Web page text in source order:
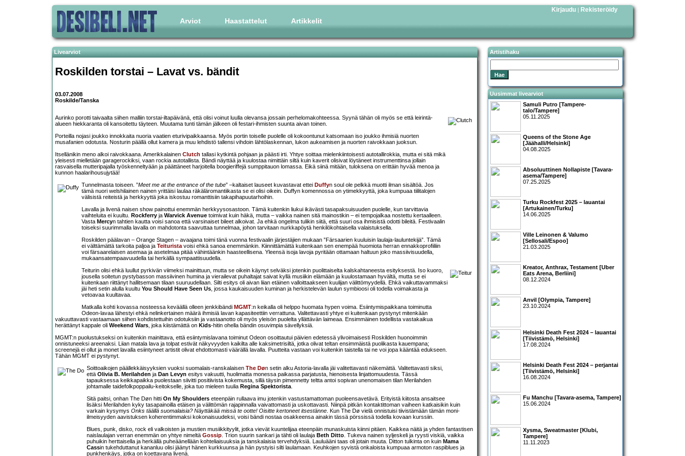
Arviot Haastattelut Artikkelit
Kirjaudu | Rekisteröidy
Livearviot
Roskilden torstai – Lavat vs. bändit
03.07.2008
Roskilde/Tanska
Aurinko porotti taivaalta siihen malliin torstai-iltapäivänä, että olisi voinut luulla olevansa jossain perhelomakohteessa. Syynä tähän oli myös se että leirintä-
alueen hiekkaranta oli kansoitettu täyteen. Muutama tunti tämän jälkeen oli festari-ihmisten suunta aivan toinen.
Porteilla nojasi joukko innokkaita nuoria vaatien eturivipaikkaansa. Myös portin toiselle puolelle oli kokoontunut katsomaan iso joukko ihmisiä nuorten
musafanien odotusta. Nosturin päällä ollut kamera ja muu lehdistö tallensi vihdoin lähtölaskennan, lukon aukeamisen ja nuorten raivokkaan juoksun.
Itsellänikin meno alkoi raivokkaana. Amerikkalainen Clutch tallasi kytkintä pohjaan ja päästi irti. Yhtye soittaa mielenkiintoisesti autotallirokkia, mutta ei sitä mikä
yleisesti mielletään garagerockiksi, vaan rockia autotallista. Bändi näyttää ja kuulostaa nimittäin siltä kuin kaverit olisivat löytäneet instrumenttinsa jollain
rasvaisella mutteripajalla työskenneltyään ja päättäneet harjoitella boogieriffejä sumppitauon lomassa. Eikä siinä mitään, tuloksena on erittäin hyvää menoa ja
kunnon haalarihousujytää!
Tunnelmasta toiseen. ”Meet me at the entrance of the tube” –kaltaiset lauseet kuvastavat ettei Duffyn soul ole pelkkä muotti ilman sisältöä. Jos
tämä nuori welshilainen nainen yrittäisi laulaa räkäläromantiikasta se ei olisi oikein. Duffyn komennossa on ytimekkyyttä, joka kumpuaa tiilitalojen
välisistä reiteistä ja herkkyyttä joka iskostuu romanttisiin takapihapuutarhoihin.
Lavalla ja livenä naisen show painottui enemmän herkkyysosastoon. Tämä kuitenkin liukui ikävästi tasapaksuisuuden puolelle, kun tarvittavia
vaihteluita ei kuultu. Rockferry ja Warvick Avenue toimivat kuin häkä, mutta – vaikka nainen sitä mainostikin – ei tempojalkaa nostettu kertaalleen.
Vasta Mercyn tahtien kautta voisi sanoa että varsinaiset bileet alkoivat. Ja ehkä ongelma tulikin siitä, että suuri osa ihmisistä odotti bileitä. Festivaalin
toiseksi suurimmalla lavalla on mahdotonta saavuttaa tunnelmaa, johon tarvitaan nurkkapöytä henkilökohtaisella valaistuksella.
Roskilden päälavan – Orange Stagen – avaajana toimi tänä vuonna festivaalin järjestäjien mukaan ”Färsaarien kuuluisin laulaja-lauluntekijä”. Tämä
ei välttämättä tarkoita paljoa ja Teituristavoisi ehkä sanoa enemmänkin. Kiinnittämättä kuitenkaan sen enempää huomiota herran ennakkoprofiiliin
voi färsaarelaisen asemaa ja asetelmaa pitää vähintäänkin haasteellisena. Yleensä isoja lavoja pyritään ottamaan haltuun joko massiivisuudella,
mukaansatempaavuudella tai herkällä sympaattisuudella.
Teiturin olisi ehkä luullut pyrkivän viimeksi mainittuun, mutta se oikein käynyt selväksi jotenkin puolittaiselta kalskahtaneesta esityksestä. Iso kuoro,
jousella soitetun pystybasson massiivinen humina ja vierailevat puhaltajat saivat kyllä musiikin elämään ja kuulostamaan hyvältä, mutta se ei
kuitenkaan riittänyt hallitsemaan tilaan suuruudellaan. Silti esitys oli aivan liian etäinen valloittaakseen kuulijan välittömyydellä. Ehkä vaikuttavammaksi
jäi heti setin alulla kuultu You Should Have Seen Us, jossa kaukaisuuden kuminan ja herkistelevän laulun symbioosi oli todella voimakasta ja
vetoavaa kuultavaa.
Matkalla kohti kovassa nosteessa keväällä olleen jenkkibändi MGMT:n keikalla oli helppo huomata hypen voima. Esiintymispaikkana toiminutta
Odeon-lavaa lähestyi ehkä nelinkertainen määrä ihmisiä lavan kapasiteettiin verrattuna. Valitettavasti yhtye ei kuitenkaan pystynyt mitenkään
vakuuttavasti vastaamaan siihen kohdistettuihin odotuksiin ja vastaanotto oli myös yleisön puolelta yllättävän laimeaa. Ensimmäinen todellista vastakaikua
herättänyt kappale oli Weekend Wars, joka kiistämättä on Kids-hitin ohella bändin osuvimpia sävellyksiä.
MGMT:n puolustukseksi on kuitenkin mainittava, että esiintymislavana toiminut Odeon osoittautui päivien edetessä ylivoimaisesti Roskilden huonoimmin
onnistuneeksi areenaksi. Liian matala lava ja tolpat estivät näkyvyyden kaikilta alle kaksimetrisiltä, jotka olivat teltan ensimmäistä puolikasta kauempana;
screenejä ei ollut ja monet lavalla esiintyneet artistit olivat ehdottomasti väärällä lavalla. Puutteita vastaan voi kuitenkin taistella tai ne voi jopa kääntää edukseen.
Tähän MGMT ei pystynyt.
Soittoaikojen päällekkäisyyksien vuoksi suomalais-ranskalaisen The Døn setin alku Astoria-lavalla jäi valitettavasti näkemättä. Valitettavasti siksi,
että Olivia B. Merilahden ja Dan Levyn esitys vakuutti, huolimatta monessa paikassa parjatusta, hienoisesta linjattomuudesta. Tässä
tapauksessa keikkapaikka puolestaan siivitti positiivista kokemusta, sillä täysin pimennetty teltta antoi sopivan unenomaisen tilan Merilahden
johtamalle taidefolkpoppailu-keitokselle, joka tuo mieleen tuulia Regina Spektorista.
Sitä paitsi, onhan The Døn hitti On My Shoulders eteenpäin rullaava imu jotenkin vastustamattoman puoleensavetävä. Erityistä kiitosta ansaitsee
lisäksi Merilahden kyky tasapainoilla etäisen ja välittömän rajapinnalla vaivattomasti ja uskottavasti. Niinpä pitkän kontaktittoman vaiheen katkaisikin kuin
varkain kysymys Onks täällä suomalaisia? Näyttäkää missä te ootte! Oisitte kertoneet itsestänne. Kun The Dø vielä onnistuisi tiivistämään tämän moni-
ilmeisyyden aavistuksen koherentimmaksi kokonaisuudeksi, voisi bändi nostaa osakkeensa ainakin tässä pörssissä todella kovaan kurssiin.
Blues, punk, disko, rock eli valkoisten ja mustien musiikkityylit, jotka vievät kuuntelijaa eteenpäin munaskuista kiinni pitäen. Kaikkea näitä ja yhden fantastisen
naislaulajan verran enemmän on yhtye nimeltä Gossip. Trion suurin sankari ja tähti oli laulaja Beth Ditto. Tukeva nainen syljeskeli ja ryysti viskiä, vaikka
puhuikin herttaisella ja herkällä puheäänellään kohteliaisuuksia ja tanskalaisia tervehdyksiä. Lauluääni taas oli jotain muuta. Ditton tulkinta on kuin Mama
Cassin tukehduttanut kananluu olisi jäänyt hänen kurkkuunsa ja hän pystyisi silti laulamaan. Keuhkojen syvistä onkaloista kumpuaa armoton raspiblues ja
punkhenkäys, jotka on koettavana livenä.
Artistihaku
Uusimmat livearviot
Samuli Putro [Tampere-
talo/Tampere]
05.11.2025
Queens of the Stone Age
[Jäähalli/Helsinki]
04.08.2025
Absoluuttinen Nollapiste [Tavara-
asema/Tampere]
07.25.2025
Turku Rockfest 2025 – lauantai
[Artukainen/Turku]
14.06.2025
Ville Leinonen & Valumo
[Sellosali/Espoo]
21.03.2025
Kreator, Anthrax, Testament [Uber
Eats Arena, Berliini]
08.12.2024
Anvil [Olympia, Tampere]
23.10.2024
Helsinki Death Fest 2024 – lauantai
[Tiivistämö, Helsinki]
17.08.2024
Helsinki Death Fest 2024 – perjantai
[Tiivistämö, Helsinki]
16.08.2024
Fu Manchu [Tavara-asema, Tampere]
15.06.2024
Xysma, Sweatmaster [Klubi,
Tampere]
11.11.2023